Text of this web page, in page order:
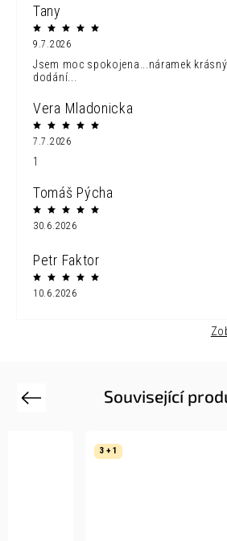
Tany
9.7.2026
Jsem moc spokojena...náramek
dodání...
Vera Mladonicka
7.7.2026
1
Tomáš Pýcha
30.6.2026
Petr Faktor
10.6.2026
Související
Previous
3 + 1